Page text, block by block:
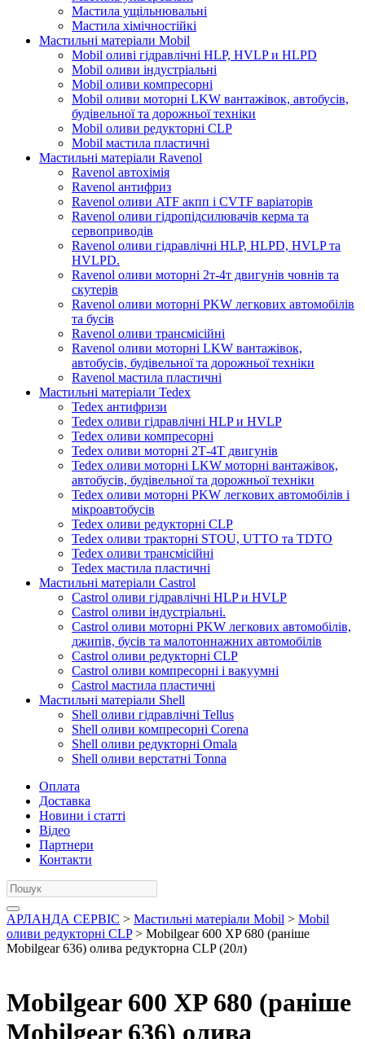
Мастила ущільнювальні
Мастила хімічностійкі
Мастильні матеріали Mobil
Mobil оливі гідравлічні HLP, HVLP и HLPD
Mobil оливи індустріальні
Mobil оливи компресорні
Mobil оливи моторні LKW вантажівок, автобусів,
будівельної та дорожньої техніки
Mobil оливи редукторні CLP
Mobil мастила пластичні
Мастильні матеріали Ravenol
Ravenol автохімія
Ravenol антифриз
Ravenol оливи ATF акпп і CVTF варіаторів
Ravenol оливи гідропідсилювачів керма та
сервоприводів
Ravenol оливи гідравлічні HLP, HLPD, HVLP та
HVLPD.
Ravenol оливи моторні 2т-4т двигунів човнів та
скутерів
Ravenol оливи моторні PKW легкових автомобілів
та бусів
Ravenol оливи трансмісійні
Ravenol оливи моторні LKW вантажівок,
автобусів, будівельної та дорожньої техніки
Ravenol мастила пластичні
Мастильні матеріали Tedex
Tedex антифризи
Tedex оливи гідравлічні HLP и HVLP
Tedex оливи компресорні
Tedex оливи моторні 2Т-4Т двигунів
Tedex оливи моторні LKW моторні вантажівок,
автобусів, будівельної та дорожньої техніки
Tedex оливи моторні PKW легкових автомобілів і
мікроавтобусів
Tedex оливи редукторні CLP
Tedex оливи тракторні STOU, UTTO та TDTO
Tedex оливи трансмісійні
Tedex мастила пластичні
Мастильні матеріали Castrol
Castrol оливи гідравлічні HLP и HVLP
Castrol оливи індустріальні.
Castrol оливи моторні PKW легкових автомобілів,
джипів, бусів та малотоннажних автомобілів
Castrol оливи редукторні CLP
Castrol оливи компресорні і вакуумні
Castrol мастила пластичні
Мастильні матеріали Shell
Shell оливи гідравлічні Tellus
Shell оливи компресорні Corena
Shell оливи редукторні Omala
Shell оливи верстатні Tonna
Оплата
Доставка
Новини і статті
Відео
Партнери
Контакти
АРЛАНДА СЕРВІС > Мастильні матеріали Mobil > Mobil
оливи редукторні CLP> Mobilgear 600 XP 680 (раніше
Mobilgear 636) олива редукторна CLP (20л)
Mobilgear 600 XP 680 (раніше
Mobilgear 636) олива